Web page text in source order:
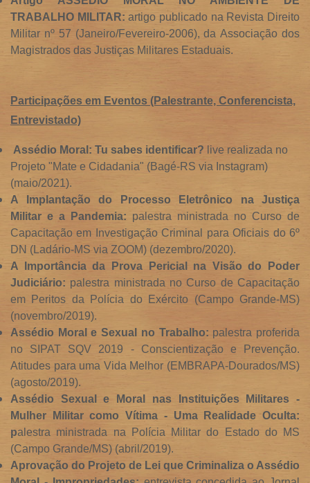
TRABALHO MILITAR: artigo publicado na Revista Direito
Militar nº 57 (Janeiro/Fevereiro-2006), da Associação dos
Magistrados das Justiças Militares Estaduais.
Participações em Eventos (Palestrante, Conferencista,
Entrevistado)
Assédio Moral: Tu sabes identificar? live realizada no
Projeto "Mate e Cidadania" (Bagé-RS via Instagram)
(maio/2021).
A Implantação do Processo Eletrônico na Justiça
Militar e a Pandemia: palestra ministrada no Curso de
Capacitação em Investigação Criminal para Oficiais do 6º
DN (Ladário-MS via ZOOM) (dezembro/2020).
A Importância da Prova Pericial na Visão do Poder
Judiciário: palestra ministrada no Curso de Capacitação
em Peritos da Polícia do Exército (Campo Grande-MS)
(novembro/2019).
Assédio Moral e Sexual no Trabalho: palestra proferida
no SIPAT SQV 2019 - Conscientização e Prevenção.
Atitudes para uma Vida Melhor (EMBRAPA-Dourados/MS)
(agosto/2019).
Assédio Sexual e Moral nas Instituições Militares -
Mulher Militar como Vítima - Uma Realidade Oculta:
palestra ministrada na Polícia Militar do Estado do MS
(Campo Grande/MS) (abril/2019).
Aprovação do Projeto de Lei que Criminaliza o Assédio